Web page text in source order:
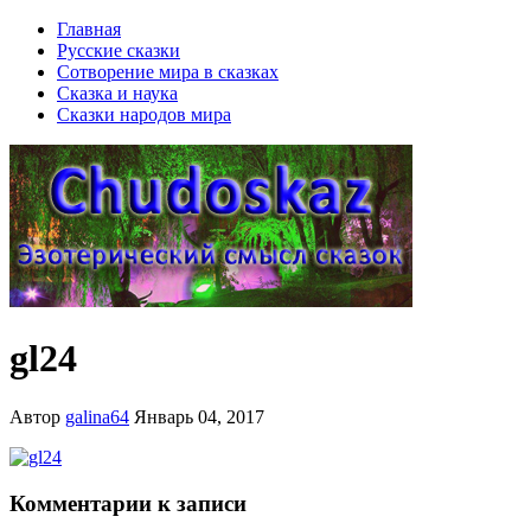
Главная
Русские сказки
Сотворение мира в сказках
Сказка и наука
Сказки народов мира
gl24
Автор galina64 Январь 04, 2017
Комментарии к записи